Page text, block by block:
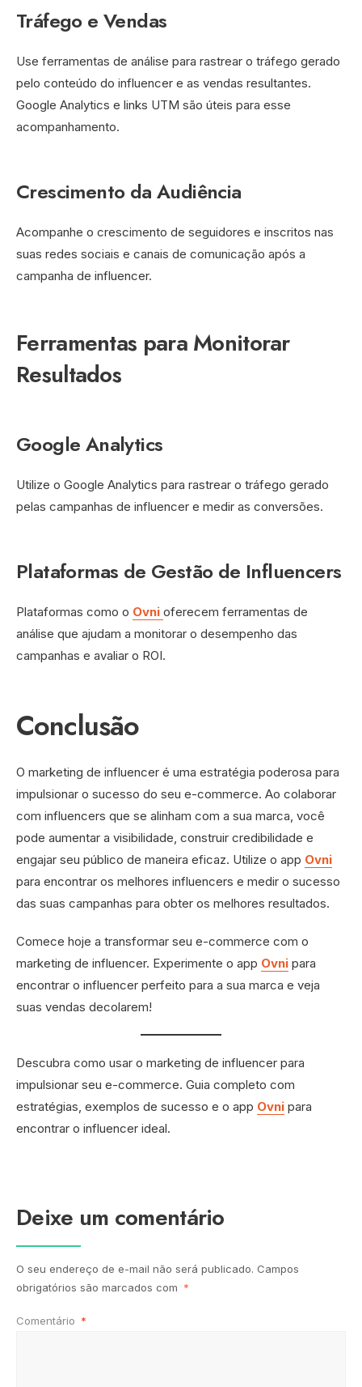
Tráfego e Vendas
Use ferramentas de análise para rastrear o tráfego gerado
pelo conteúdo do influencer e as vendas resultantes.
Google Analytics e links UTM são úteis para esse
acompanhamento.
Crescimento da Audiência
Acompanhe o crescimento de seguidores e inscritos nas
suas redes sociais e canais de comunicação após a
campanha de influencer.
Ferramentas para Monitorar
Resultados
Google Analytics
Utilize o Google Analytics para rastrear o tráfego gerado
pelas campanhas de influencer e medir as conversões.
Plataformas de Gestão de Influencers
Plataformas como o Ovni oferecem ferramentas de
análise que ajudam a monitorar o desempenho das
campanhas e avaliar o ROI.
Conclusão
O marketing de influencer é uma estratégia poderosa para
impulsionar o sucesso do seu e-commerce. Ao colaborar
com influencers que se alinham com a sua marca, você
pode aumentar a visibilidade, construir credibilidade e
engajar seu público de maneira eficaz. Utilize o app Ovni
para encontrar os melhores influencers e medir o sucesso
das suas campanhas para obter os melhores resultados.
Comece hoje a transformar seu e-commerce com o
marketing de influencer. Experimente o app Ovni para
encontrar o influencer perfeito para a sua marca e veja
suas vendas decolarem!
Descubra como usar o marketing de influencer para
impulsionar seu e-commerce. Guia completo com
estratégias, exemplos de sucesso e o app Ovni para
encontrar o influencer ideal.
Deixe um comentário
O seu endereço de e-mail não será publicado. Campos
obrigatórios são marcados com *
Comentário *